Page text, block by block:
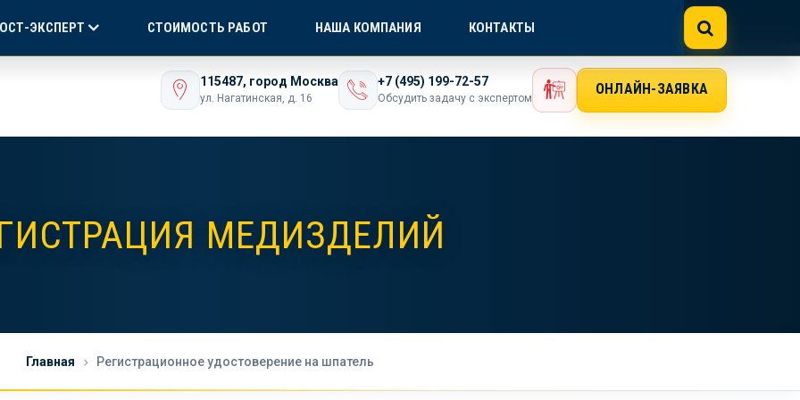
бизнеса
ONLINE@GOSTEXPERT.COM
115487, город Москва
ул. Нагатинская, д. 16
+7 (495) 199-72-57
Обсудить задачу с экспертом
ОНЛАЙН-ЗАЯВКА
ЭКСПЕРТ СТОИМОСТЬ РАБОТ НАША КОМПАНИЯ КОНТАКТЫ
МЕДИЗДЕЛИЙ
Главная Регистрационное удостоверение на шпатель